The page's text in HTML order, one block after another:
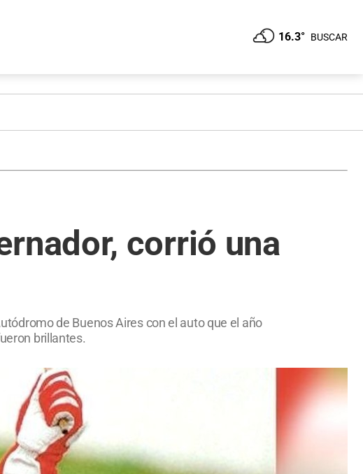
16.3° BUSCAR
corrió una
de Buenos Aires con el auto que el año
brillantes.